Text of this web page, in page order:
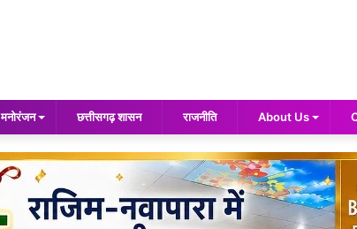
मनोरंजन छत्तीसगढ़ शासन राजनीति About Us